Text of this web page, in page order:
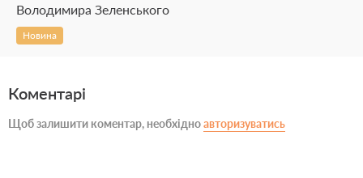
Володимира Зеленського
Новина
Коментарі
Щоб залишити коментар, необхідноавторизуватись